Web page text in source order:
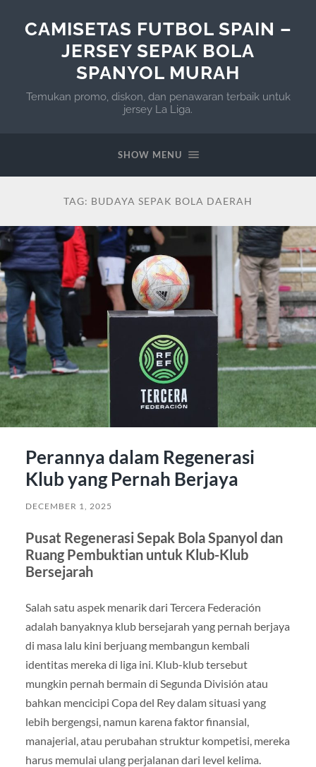
CAMISETAS FUTBOL SPAIN –
JERSEY SEPAK BOLA
SPANYOL MURAH
Temukan promo, diskon, dan penawaran terbaik untuk
jersey La Liga.
SHOW MENU
TAG: BUDAYA SEPAK BOLA DAERAH
Perannya dalam Regenerasi
Klub yang Pernah Berjaya
DECEMBER 1, 2025
Pusat Regenerasi Sepak Bola Spanyol dan
Ruang Pembuktian untuk Klub-Klub
Bersejarah
Salah satu aspek menarik dari Tercera Federación
adalah banyaknya klub bersejarah yang pernah berjaya
di masa lalu kini berjuang membangun kembali
identitas mereka di liga ini. Klub-klub tersebut
mungkin pernah bermain di Segunda División atau
bahkan mencicipi Copa del Rey dalam situasi yang
lebih bergengsi, namun karena faktor finansial,
manajerial, atau perubahan struktur kompetisi, mereka
harus memulai ulang perjalanan dari level kelima.